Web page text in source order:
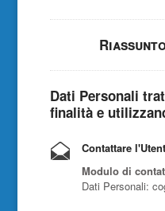
Dati Personali
finalità e
Contattare
Modulo di
Dati Personali: